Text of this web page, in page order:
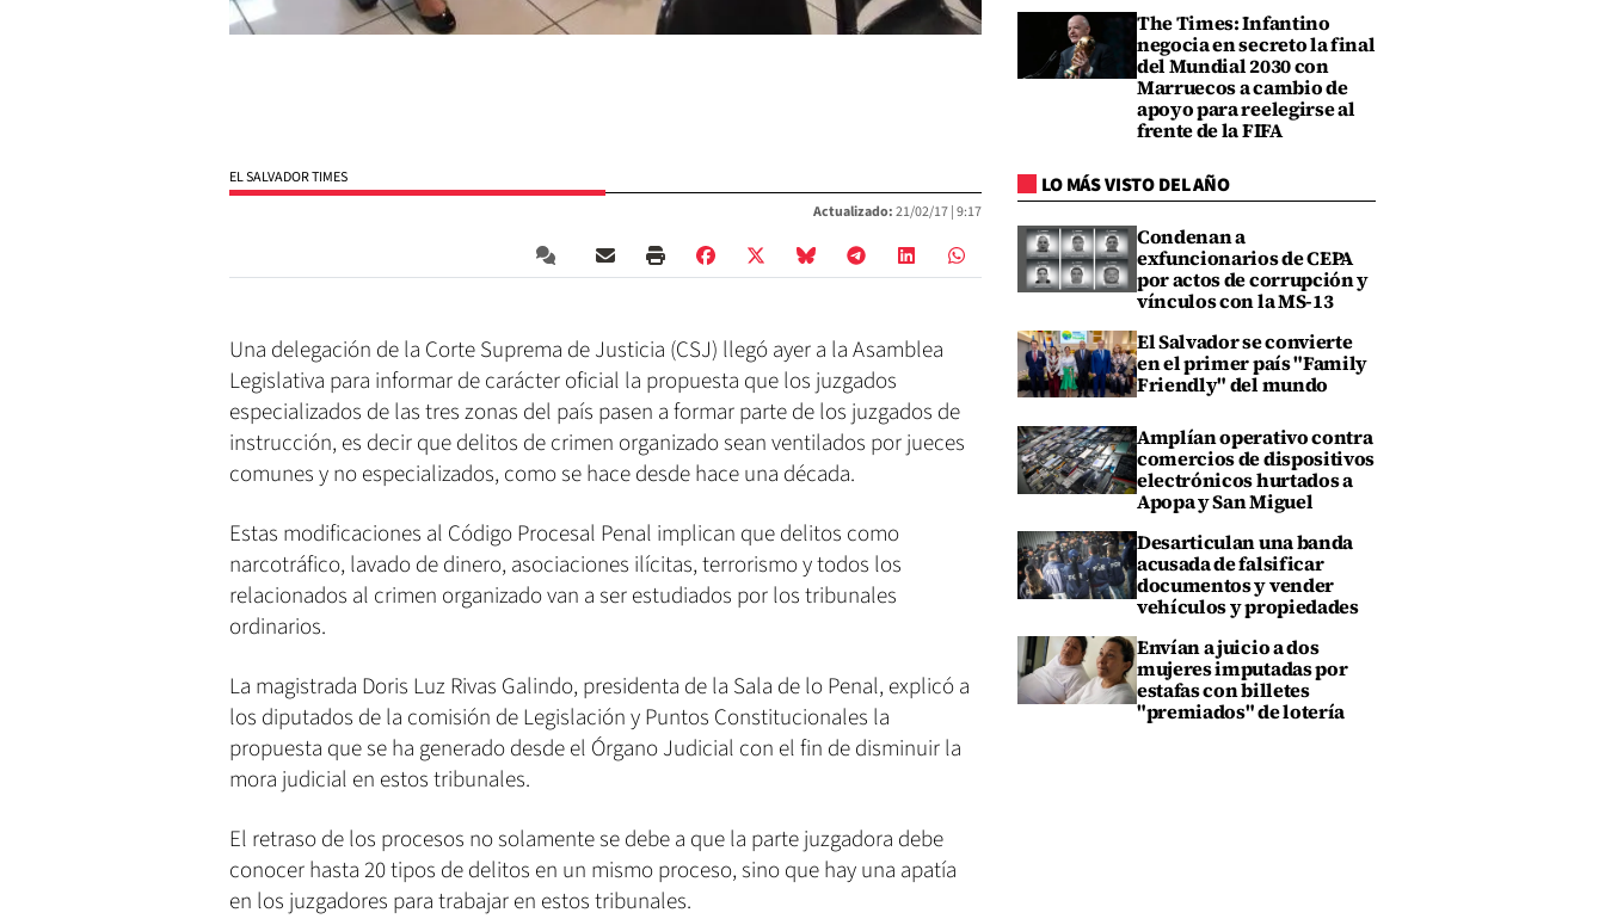
EL SALVADOR TIMES
Actualizado:21/02/17 |9:17
Una delegación de la Corte Suprema de Justicia (CSJ) llegó ayer a la Asamblea
Legislativa para informar de carácter oficial la propuesta que los juzgados
especializados de las tres zonas del país pasen a formar parte de los juzgados de
instrucción, es decir que delitos de crimen organizado sean ventilados por jueces
comunes y no especializados, como se hace desde hace una década.
Estas modificaciones al Código Procesal Penal implican que delitos como
narcotráfico, lavado de dinero, asociaciones ilícitas, terrorismo y todos los
relacionados al crimen organizado van a ser estudiados por los tribunales
ordinarios.
La magistrada Doris Luz Rivas Galindo, presidenta de la Sala de lo Penal, explicó a
los diputados de la comisión de Legislación y Puntos Constitucionales la
propuesta que se ha generado desde el Órgano Judicial con el fin de disminuir la
mora judicial en estos tribunales.
El retraso de los procesos no solamente se debe a que la parte juzgadora debe
conocer hasta 20 tipos de delitos en un mismo proceso, sino que hay una apatía
en los juzgadores para trabajar en estos tribunales.
The Times: Infantino
negocia en secreto la final
del Mundial 2030 con
Marruecos a cambio de
apoyo para reelegirse al
frente de la FIFA
LO MÁS VISTO DEL AÑO
Condenan a
exfuncionarios de CEPA
por actos de corrupción y
vínculos con la MS-13
El Salvador se convierte
en el primer país "Family
Friendly" del mundo
Amplían operativo contra
comercios de dispositivos
electrónicos hurtados a
Apopa y San Miguel
Desarticulan una banda
acusada de falsificar
documentos y vender
vehículos y propiedades
Envían a juicio a dos
mujeres imputadas por
estafas con billetes
"premiados" de lotería